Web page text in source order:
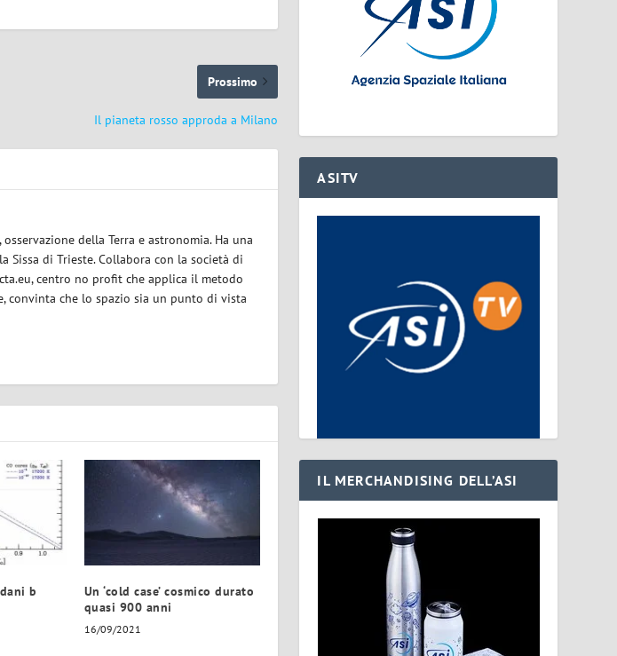
Prossimo
Il pianeta rosso approda a Milano
della Terra e astronomia. Ha una
Sissa di Trieste. Collabora con la società di
centro no profit che applica il metodo
convinta che lo spazio sia un punto di vista
b
Un ‘cold case’ cosmico durato
quasi 900 anni
16/09/2021
ASITV
IL MERCHANDISING DELL’ASI